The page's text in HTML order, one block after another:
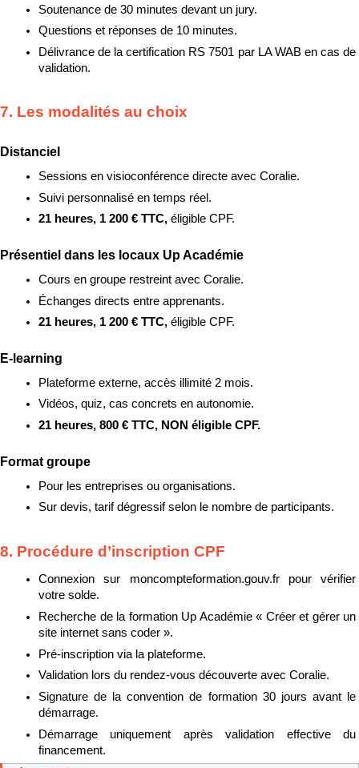
Soutenance de 30 minutes devant un jury.
Questions et réponses de 10 minutes.
Délivrance de la certification RS 7501 par LA WAB en cas de
validation.
7. Les modalités au choix
Distanciel
Sessions en visioconférence directe avec Coralie.
Suivi personnalisé en temps réel.
21 heures, 1 200 € TTC, éligible CPF.
Présentiel dans les locaux Up Académie
Cours en groupe restreint avec Coralie.
Échanges directs entre apprenants.
21 heures, 1 200 € TTC, éligible CPF.
E-learning
Plateforme externe, accès illimité 2 mois.
Vidéos, quiz, cas concrets en autonomie.
21 heures, 800 € TTC, NON éligible CPF.
Format groupe
Pour les entreprises ou organisations.
Sur devis, tarif dégressif selon le nombre de participants.
8. Procédure d’inscription CPF
Connexion sur moncompteformation.gouv.fr pour vérifier
votre solde.
Recherche de la formation Up Académie « Créer et gérer un
site internet sans coder ».
Pré-inscription via la plateforme.
Validation lors du rendez-vous découverte avec Coralie.
Signature de la convention de formation 30 jours avant le
démarrage.
Démarrage uniquement après validation effective du
financement.